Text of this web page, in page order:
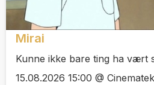
Mirai
Kunne ikke bare ting ha vært
15.08.2026 15:00 @